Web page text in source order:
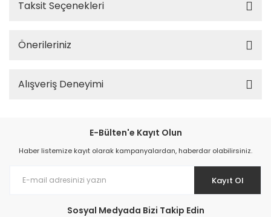
Taksit Seçenekleri
Önerileriniz
Alışveriş Deneyimi
E-Bülten'e Kayıt Olun
Haber listemize kayıt olarak kampanyalardan, haberdar olabilirsiniz.
Kayıt Ol
Sosyal Medyada Bizi Takip Edin